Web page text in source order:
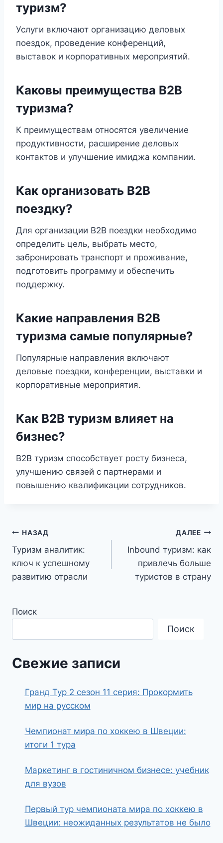
туризм?
Услуги включают организацию деловых
поездок, проведение конференций,
выставок и корпоративных мероприятий.
Каковы преимущества B2B
туризма?
К преимуществам относятся увеличение
продуктивности, расширение деловых
контактов и улучшение имиджа компании.
Как организовать B2B
поездку?
Для организации B2B поездки необходимо
определить цель, выбрать место,
забронировать транспорт и проживание,
подготовить программу и обеспечить
поддержку.
Какие направления B2B
туризма самые популярные?
Популярные направления включают
деловые поездки, конференции, выставки и
корпоративные мероприятия.
Как B2B туризм влияет на
бизнес?
B2B туризм способствует росту бизнеса,
улучшению связей с партнерами и
повышению квалификации сотрудников.
Навигация
по
записям
НАЗАД
Туризм аналитик:
ключ к успешному
развитию отрасли
ДАЛЕЕ
Inbound туризм: как
привлечь больше
туристов в страну
Поиск
Поиск
Свежие записи
Гранд Тур 2 сезон 11 серия: Прокормить
мир на русском
Чемпионат мира по хоккею в Швеции:
итоги 1 тура
Маркетинг в гостиничном бизнесе: учебник
для вузов
Первый тур чемпионата мира по хоккею в
Швеции: неожиданных результатов не было